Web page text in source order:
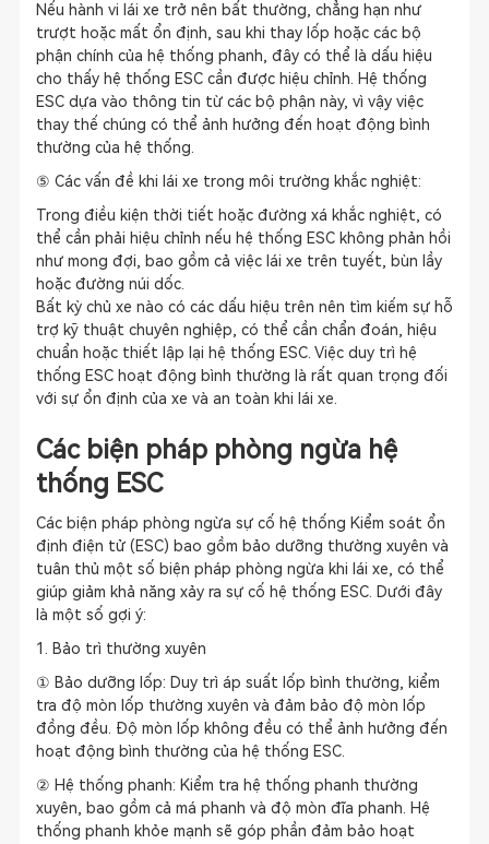
Nếu hành vi lái xe trở nên bất thường, chẳng hạn như
trượt hoặc mất ổn định, sau khi thay lốp hoặc các bộ
phận chính của hệ thống phanh, đây có thể là dấu hiệu
cho thấy hệ thống ESC cần được hiệu chỉnh. Hệ thống
ESC dựa vào thông tin từ các bộ phận này, vì vậy việc
thay thế chúng có thể ảnh hưởng đến hoạt động bình
thường của hệ thống.
⑤ Các vấn đề khi lái xe trong môi trường khắc nghiệt:
Trong điều kiện thời tiết hoặc đường xá khắc nghiệt, có
thể cần phải hiệu chỉnh nếu hệ thống ESC không phản hồi
như mong đợi, bao gồm cả việc lái xe trên tuyết, bùn lầy
hoặc đường núi dốc.
Bất kỳ chủ xe nào có các dấu hiệu trên nên tìm kiếm sự hỗ
trợ kỹ thuật chuyên nghiệp, có thể cần chẩn đoán, hiệu
chuẩn hoặc thiết lập lại hệ thống ESC. Việc duy trì hệ
thống ESC hoạt động bình thường là rất quan trọng đối
với sự ổn định của xe và an toàn khi lái xe.
Các biện pháp phòng ngừa hệ
thống ESC
Các biện pháp phòng ngừa sự cố hệ thống Kiểm soát ổn
định điện tử (ESC) bao gồm bảo dưỡng thường xuyên và
tuân thủ một số biện pháp phòng ngừa khi lái xe, có thể
giúp giảm khả năng xảy ra sự cố hệ thống ESC. Dưới đây
là một số gợi ý:
1. Bảo trì thường xuyên
① Bảo dưỡng lốp: Duy trì áp suất lốp bình thường, kiểm
tra độ mòn lốp thường xuyên và đảm bảo độ mòn lốp
đồng đều. Độ mòn lốp không đều có thể ảnh hưởng đến
hoạt động bình thường của hệ thống ESC.
② Hệ thống phanh: Kiểm tra hệ thống phanh thường
xuyên, bao gồm cả má phanh và độ mòn đĩa phanh. Hệ
thống phanh khỏe mạnh sẽ góp phần đảm bảo hoạt